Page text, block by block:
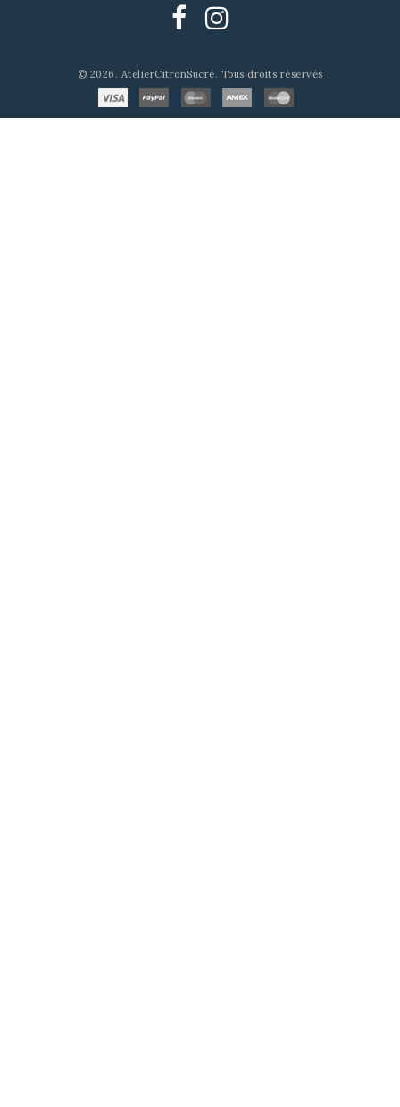
© 2026. AtelierCitronSucré. Tous droits réservés